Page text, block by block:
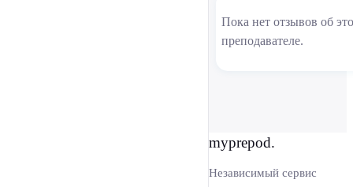
Пока нет отзывов об
преподавателе.
myprepod.
Независимый сервис